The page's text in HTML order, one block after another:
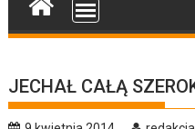
JECHAŁ CAŁĄ